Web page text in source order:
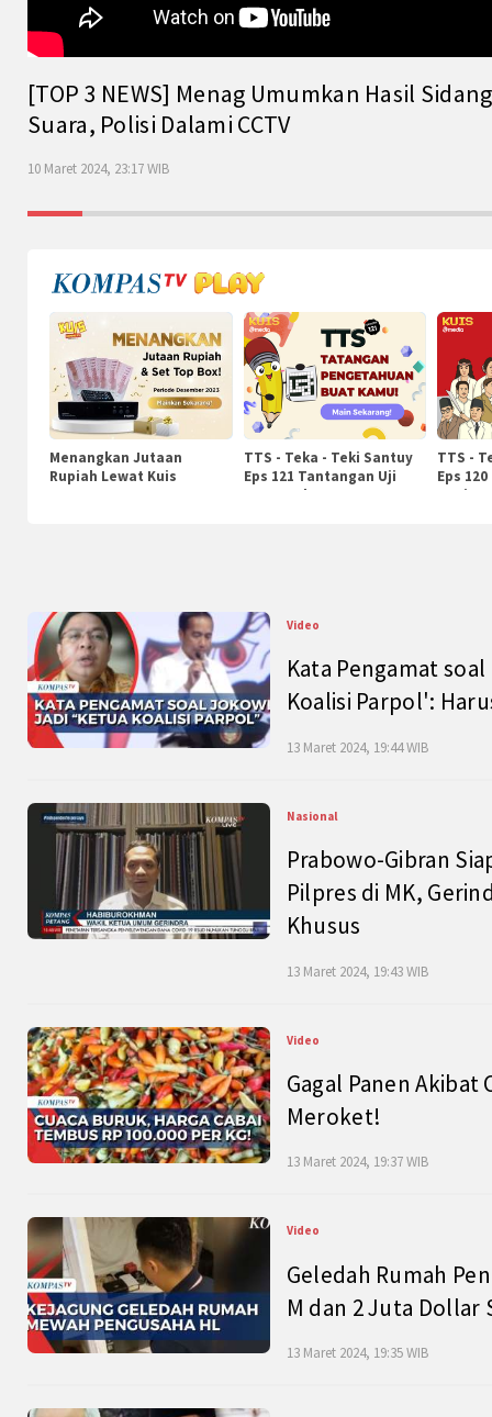
[TOP 3 NEWS] Menag Umumkan Hasil
Suara, Polisi Dalami CCTV
10 Maret 2024, 23:17 WIB
Menangkan Jutaan
Rupiah Lewat Kuis
TTS - Teka - Teki Santuy
Eps 121 Tantangan Uji
Pengetahuan
TTS -
Eps
Video
Kata Pengamat
Koalisi Parpol':
13 Maret 2024, 19:44 WIB
Nasional
Prabowo-Gibran
Pilpres di MK,
Khusus
13 Maret 2024, 19:43 WIB
Video
Gagal Panen Akibat
Meroket!
13 Maret 2024, 19:37 WIB
Video
Geledah Rumah
M dan 2 Juta Dollar
13 Maret 2024, 19:35 WIB